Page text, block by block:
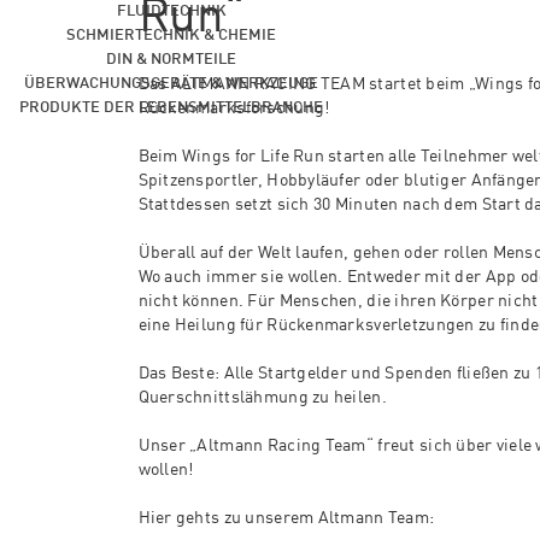
FLUIDTECHNIK
SCHMIERTECHNIK & CHEMIE
DIN & NORMTEILE
ÜBERWACHUNGSGERÄTE & WERKZEUGE
PRODUKTE DER LEBENSMITTELBRANCHE
Run“
Das ALTMANN RACING TEAM startet beim
Rückenmarksforschung!
Beim Wings for Life Run starten alle Teilnehmer
Spitzensportler, Hobbyläufer oder blutiger
Stattdessen setzt sich 30 Minuten nach dem Start
Überall auf der Welt laufen, gehen oder rollen
Wo auch immer sie wollen. Entweder mit der App
nicht können. Für Menschen, die ihren Körper
eine Heilung für Rückenmarksverletzungen zu
Das Beste: Alle Startgelder und Spenden fließen
Querschnittslähmung zu heilen.
Unser „Altmann Racing Team“ freut sich über
wollen!
Hier gehts zu unserem Altmann Team: